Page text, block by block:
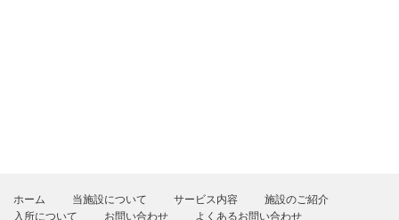
ホーム 当施設について サービス内容
施設のご紹介
入所について
お問い合わせ よくあるお問い合わせ